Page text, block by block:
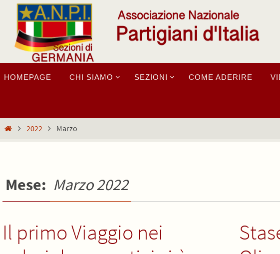
Salta
contenuto
alHOMEPAGE CHI SIAMO SEZIONI COME ADERIRE
Home2022 Marzo
Mese: Marzo 2022
Il primo Viaggio nei